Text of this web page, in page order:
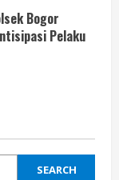
Bogor
Pelaku
SEARCH